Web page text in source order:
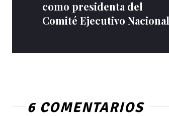
como presidenta del
Comité Ejecutivo Nacional
6 COMENTARIOS